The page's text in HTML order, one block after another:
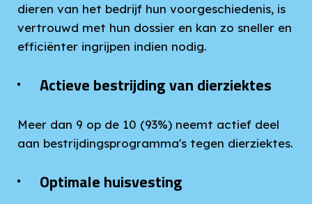
dieren van het bedrijf hun voorgeschiedenis, is
vertrouwd met hun dossier en kan zo sneller en
efficiënter ingrijpen indien nodig.
Actieve bestrijding van dierziektes
Meer dan 9 op de 10 (93%) neemt actief deel
aan bestrijdingsprogramma's tegen dierziektes.
Optimale huisvesting